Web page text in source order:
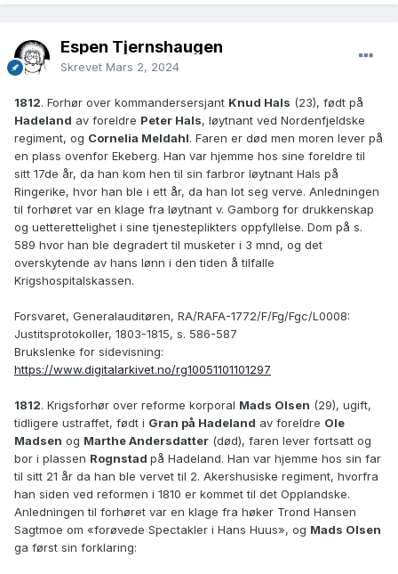
Espen Tjernshaugen
Skrevet Mars 2, 2024
1812. Forhør over kommandersersjant Knud Hals (23), født på
Hadeland av foreldre Peter Hals, løytnant ved Nordenfjeldske
regiment, og Cornelia Meldahl. Faren er død men moren lever på
en plass ovenfor Ekeberg. Han var hjemme hos sine foreldre til
sitt 17de år, da han kom hen til sin farbror løytnant Hals på
Ringerike, hvor han ble i ett år, da han lot seg verve. Anledningen
til forhøret var en klage fra løytnant v. Gamborg for drukkenskap
og uetterettelighet i sine tjenesteplikters oppfyllelse. Dom på s.
589 hvor han ble degradert til musketer i 3 mnd, og det
overskytende av hans lønn i den tiden å tilfalle
Krigshospitalskassen.
Forsvaret, Generalauditøren, RA/RAFA-1772/F/Fg/Fgc/L0008:
Justitsprotokoller, 1803-1815, s. 586-587
Brukslenke for sidevisning:
https://www.digitalarkivet.no/rg10051101101297
1812. Krigsforhør over reforme korporal Mads Olsen (29), ugift,
tidligere ustraffet, født i Gran på Hadeland av foreldre Ole
Madsen og Marthe Andersdatter (død), faren lever fortsatt og
bor i plassen Rognstad på Hadeland. Han var hjemme hos sin far
til sitt 21 år da han ble vervet til 2. Akershusiske regiment, hvorfra
han siden ved reformen i 1810 er kommet til det Opplandske.
Anledningen til forhøret var en klage fra høker Trond Hansen
Sagtmoe om «forøvede Spectakler i Hans Huus», og Mads Olsen
ga først sin forklaring: